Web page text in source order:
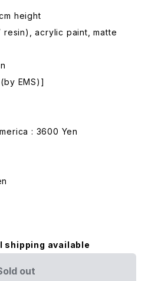
height
resin), acrylic paint, matte
EMS)]
: 3600 Yen
shipping available
out